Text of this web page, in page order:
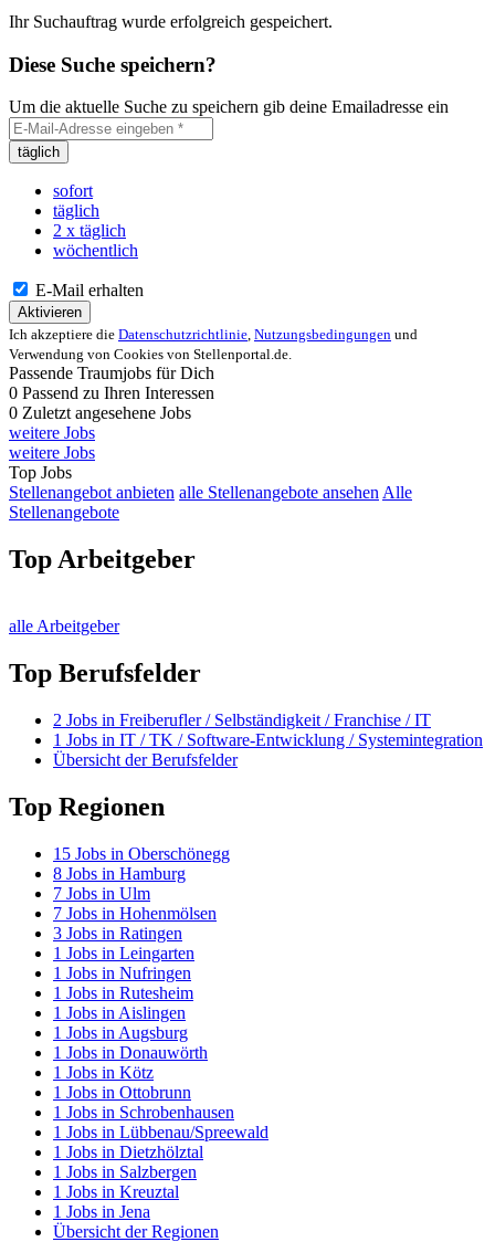
Ihr Suchauftrag wurde erfolgreich gespeichert.
Diese Suche speichern?
Um die aktuelle Suche zu speichern gib deine Emailadresse ein
täglich
sofort
täglich
2 x täglich
wöchentlich
E-Mail erhalten
Aktivieren
Ich akzeptiere die Datenschutzrichtlinie, Nutzungsbedingungen und
Verwendung von Cookies von Stellenportal.de.
Passende Traumjobs für Dich
0 Passend zu Ihren Interessen
0 Zuletzt angesehene Jobs
weitere Jobs
weitere Jobs
Top Jobs
Stellenangebot anbieten alle Stellenangebote ansehen Alle
Stellenangebote
Top Arbeitgeber
alle Arbeitgeber
Top Berufsfelder
2 Jobs in Freiberufler / Selbständigkeit / Franchise / IT
1 Jobs in IT / TK / Software-Entwicklung / Systemintegration
Übersicht der Berufsfelder
Top Regionen
15 Jobs in Oberschönegg
8 Jobs in Hamburg
7 Jobs in Ulm
7 Jobs in Hohenmölsen
3 Jobs in Ratingen
1 Jobs in Leingarten
1 Jobs in Nufringen
1 Jobs in Rutesheim
1 Jobs in Aislingen
1 Jobs in Augsburg
1 Jobs in Donauwörth
1 Jobs in Kötz
1 Jobs in Ottobrunn
1 Jobs in Schrobenhausen
1 Jobs in Lübbenau/Spreewald
1 Jobs in Dietzhölztal
1 Jobs in Salzbergen
1 Jobs in Kreuztal
1 Jobs in Jena
Übersicht der Regionen